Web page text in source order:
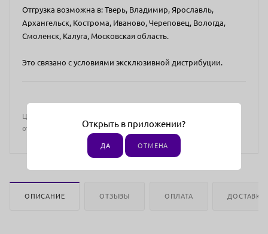
Отгрузка возможна в: Тверь, Владимир, Ярославль,
Архангельск, Кострома, Иваново, Череповец, Вологда,
Смоленск, Калуга, Московская область.
Это связано с условиями эксклюзивной дистрибуции.
Цена действительна только для интернет-магазина и может
отличаться от цен в розничных магазинах
ОПИСАНИЕ ОТЗЫВЫ ОПЛАТА ДОСТАВКА
Открыть в приложении?
ДА ОТМЕНА